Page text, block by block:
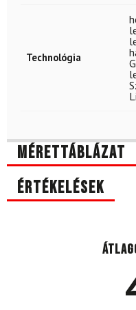
Technológia
Mérettáblázat
Értékelések